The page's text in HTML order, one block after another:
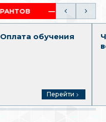
Оплата обучения
Перейти